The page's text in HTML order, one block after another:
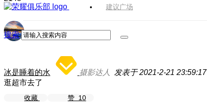
建议广场
搜索
冰是睡着的水 摄影达人 发表于 2021-2-21 23:59:17
逛超市去了
收藏 赞 10